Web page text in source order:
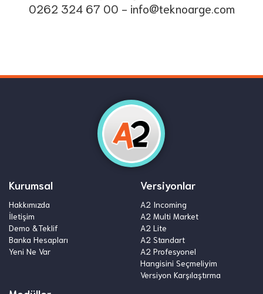
0262 324 67 00 - info@teknoarge.com
Kurumsal
Hakkımızda
İletişim
Demo &Teklif
Banka Hesapları
Yeni Ne Var
Versiyonlar
A2 Incoming
A2 Multi Market
A2 Lite
A2 Standart
A2 Profesyonel
Hangisini Seçmeliyim
Versiyon Karşılaştırma